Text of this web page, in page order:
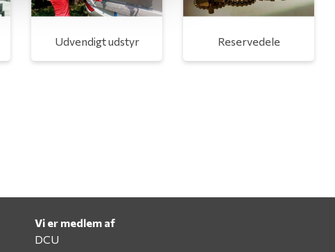
Udvendigt udstyr Reservedele
Vi er medlem af
DCU